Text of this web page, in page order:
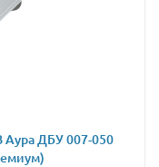
ДБУ 007-050